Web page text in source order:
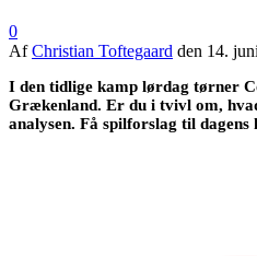
0
AfChristian Toftegaard den 14.
I den tidlige kamp lørdag tørner
Grækenland. Er du i tvivl om,
analysen. Få spilforslag til